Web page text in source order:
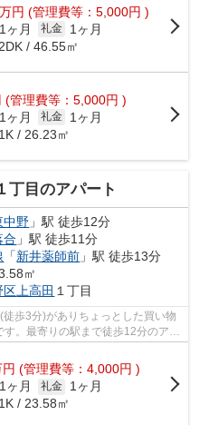
万円 (管理費等：5,000円 )
1ヶ月 礼金
1ヶ月
/ 46.55㎡
(管理費等：5,000円 )
1ヶ月 礼金
1ヶ月
/ 26.23㎡
丁目のアパート
中野 」駅 徒歩12分
合 」駅 徒歩11分
「新井薬師前 」駅 徒歩13分
㎡
区上高田 １丁目
歩3分)がありちょっとした買い物
。最寄りの駅まで徒歩12分のアパ
円 (管理費等：4,000円 )
1ヶ月 礼金
1ヶ月
/ 23.58㎡